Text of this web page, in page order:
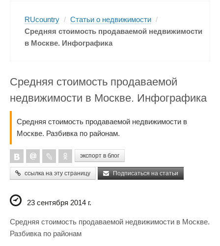
RUcountry / Статьи о недвижимости /
Средняя стоимость продаваемой недвижимости
в Москве. Инфографика
Средняя стоимость продаваемой
недвижимости в Москве. Инфографика
Средняя стоимость продаваемой недвижимости в
Москве. Разбивка по районам.
экспорт в блог
ссылка на эту страницу Подписаться на статьи
23 сентября 2014 г.
Средняя стоимость продаваемой недвижимости в Москве.
Разбивка по районам